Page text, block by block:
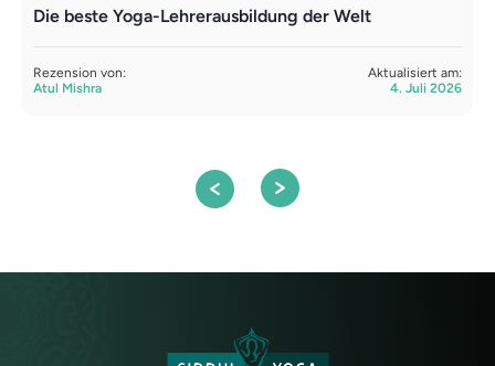
Die beste Yoga-Lehrerausbildung der Welt
Rezension von:
Atul Mishra
Aktualisiert am:
4. Juli 2026